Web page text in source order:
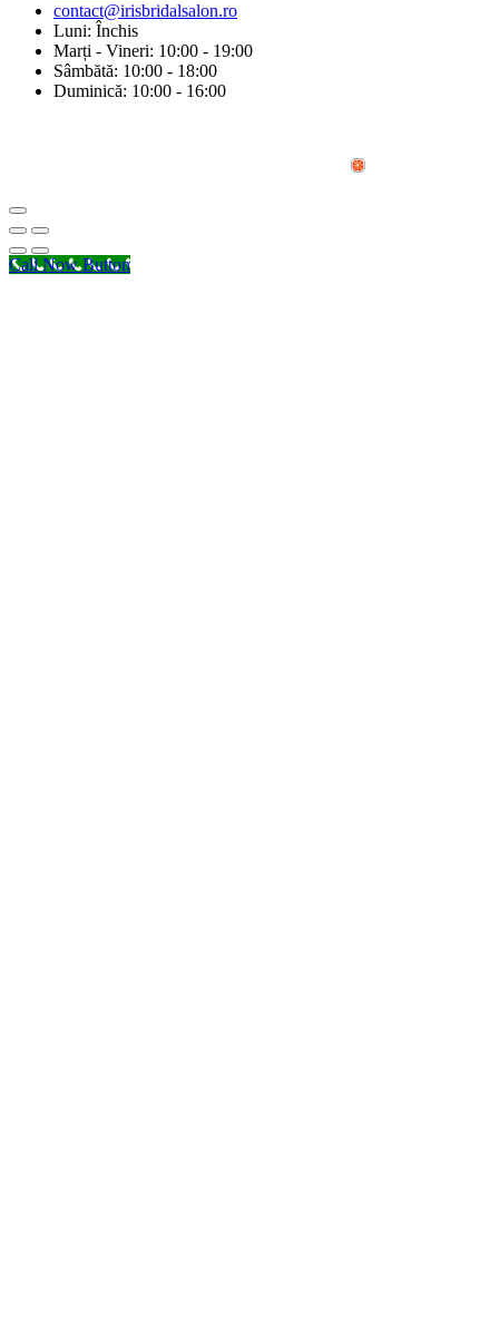
contact@irisbridalsalon.ro
Luni: Închis
Marți - Vineri: 10:00 - 19:00
Sâmbătă: 10:00 - 18:00
Duminică: 10:00 - 16:00
Call Now Button